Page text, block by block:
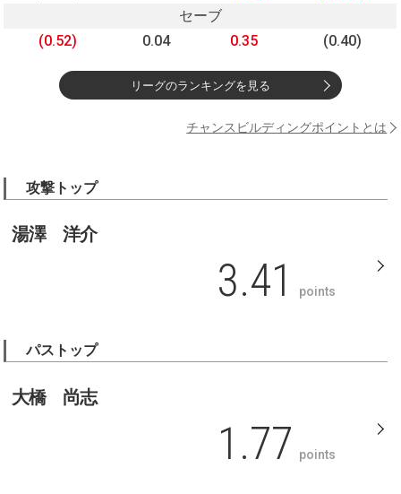
セーブ
(0.52)
0.04 0.35 (0.40)
リーグのランキングを見る
チャンスビルディングポイントとは
攻撃トップ
湯澤 洋介
3.41 points
パストップ
大橋 尚志
1.77 points